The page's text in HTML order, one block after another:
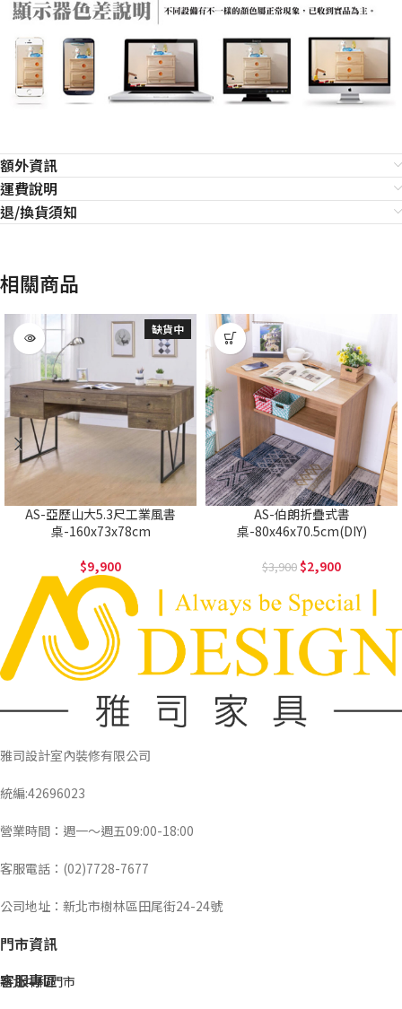
額外資訊
運費說明
退/換貨須知
相關商品
缺貨中
AS-亞歷山大5.3尺工業風書
桌-160x73x78cm
9,900
AS-伯朗折疊式書
桌-80x46x70.5cm(DIY)
3,900 2,900
雅司設計室內裝修有限公司
統編:42696023
營業時間：週一～週五09:00-18:00
客服電話：(02)7728-7677
公司地址：新北市樹林區田尾街24-24號
門市資訊
新北中和門市
客服專區